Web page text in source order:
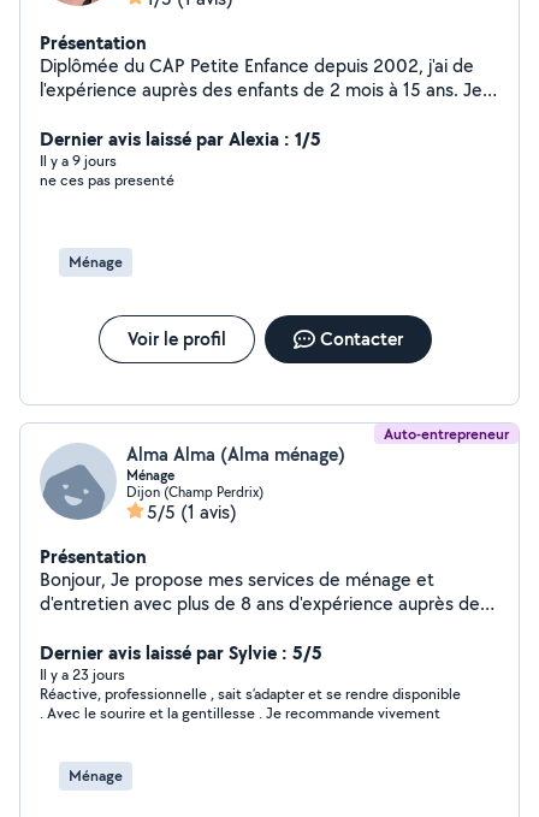
Présentation
Diplômée du CAP Petite Enfance depuis 2002, j'ai de
l'expérience auprès des enfants de 2 mois à 15 ans. Je
régulièrement ou ponctuellement. Je suis également
disponible pour m'occuper de vos animaux.
Dernier avis laissé par Alexia : 1/5
Il y a 9 jours
ne ces pas presenté
Ménage
Voir le profil Contacter
Auto-entrepreneur
Alma Alma (Alma ménage)
Ménage
Dijon (Champ Perdrix)
5/5 (1 avis)
Présentation
Bonjour, Je propose mes services de ménage et
d'entretien avec plus de 8 ans d'expérience auprès de
Ménage de maisons et d'appartements Entretien de
bureaux Nettoyage de salons de coiffure, commerces
et locaux professionnels Dépoussiérage et nettoyage
des sols Entretien des cuisines et salles de bain
ponctuel Sérieuse, ponctuelle, discrète et organisée, je
réalise un travail soigné et de qualité. J'accorde une
Dernier avis laissé par Sylvie : 5/5
Il y a 23 jours
Réactive, professionnelle , sait s’adapter et se rendre disponible
. Avec le sourire et la gentillesse . Je recommande vivement
Ménage